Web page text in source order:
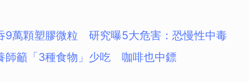
9萬顆塑膠微粒 研究曝5大危害：恐慢性中毒
師籲「3種食物」少吃 咖啡也中鏢